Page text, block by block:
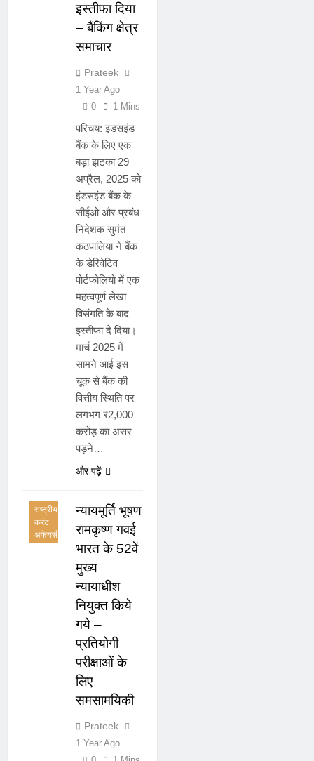
इस्तीफा दिया
– बैंकिंग क्षेत्र
समाचार
Prateek
1 Year Ago
0
1 Mins
परिचय: इंडसइंड
बैंक के लिए एक
बड़ा झटका 29
अप्रैल, 2025 को
इंडसइंड बैंक के
सीईओ और प्रबंध
निदेशक सुमंत
कठपालिया ने बैंक
के डेरिवेटिव
पोर्टफोलियो में एक
महत्वपूर्ण लेखा
विसंगति के बाद
इस्तीफा दे दिया।
मार्च 2025 में
सामने आई इस
चूक से बैंक की
वित्तीय स्थिति पर
लगभग ₹2,000
करोड़ का असर
पड़ने…
और पढ़ें
राष्ट्रीय
करंट
अफेयर्स
न्यायमूर्ति भूषण
रामकृष्ण गवई
भारत के 52वें
मुख्य
न्यायाधीश
नियुक्त किये
गये –
प्रतियोगी
परीक्षाओं के
लिए
समसामयिकी
Prateek
1 Year Ago